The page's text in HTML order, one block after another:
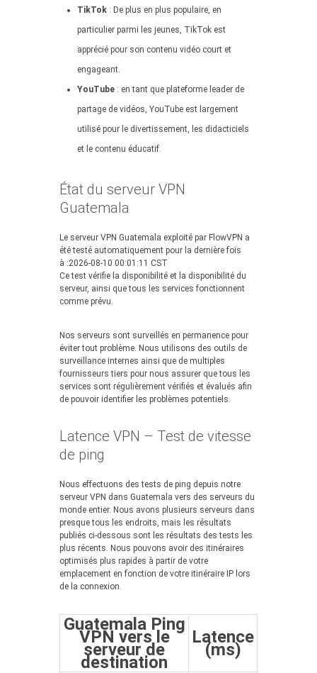
TikTok : De plus en plus populaire, en
particulier parmi les jeunes, TikTok est
apprécié pour son contenu vidéo court et
engageant.
YouTube : en tant que plateforme leader de
partage de vidéos, YouTube est largement
utilisé pour le divertissement, les didacticiels
et le contenu éducatif.
État du serveur VPN
Guatemala
Le serveur VPN Guatemala exploité par FlowVPN a
été testé automatiquement pour la dernière fois
à :2026-08-10 00:01:11 CST
Ce test vérifie la disponibilité et la disponibilité du
serveur, ainsi que tous les services fonctionnent
comme prévu.
Nos serveurs sont surveillés en permanence pour
éviter tout problème. Nous utilisons des outils de
surveillance internes ainsi que de multiples
fournisseurs tiers pour nous assurer que tous les
services sont régulièrement vérifiés et évalués afin
de pouvoir identifier les problèmes potentiels.
Latence VPN – Test de vitesse
de ping
Nous effectuons des tests de ping depuis notre
serveur VPN dans Guatemala vers des serveurs du
monde entier. Nous avons plusieurs serveurs dans
presque tous les endroits, mais les résultats
publiés ci-dessous sont les résultats des tests les
plus récents. Nous pouvons avoir des itinéraires
optimisés plus rapides à partir de votre
emplacement en fonction de votre itinéraire IP lors
de la connexion.
Guatemala Ping
VPN vers le
serveur de
destination
Latence
(ms)